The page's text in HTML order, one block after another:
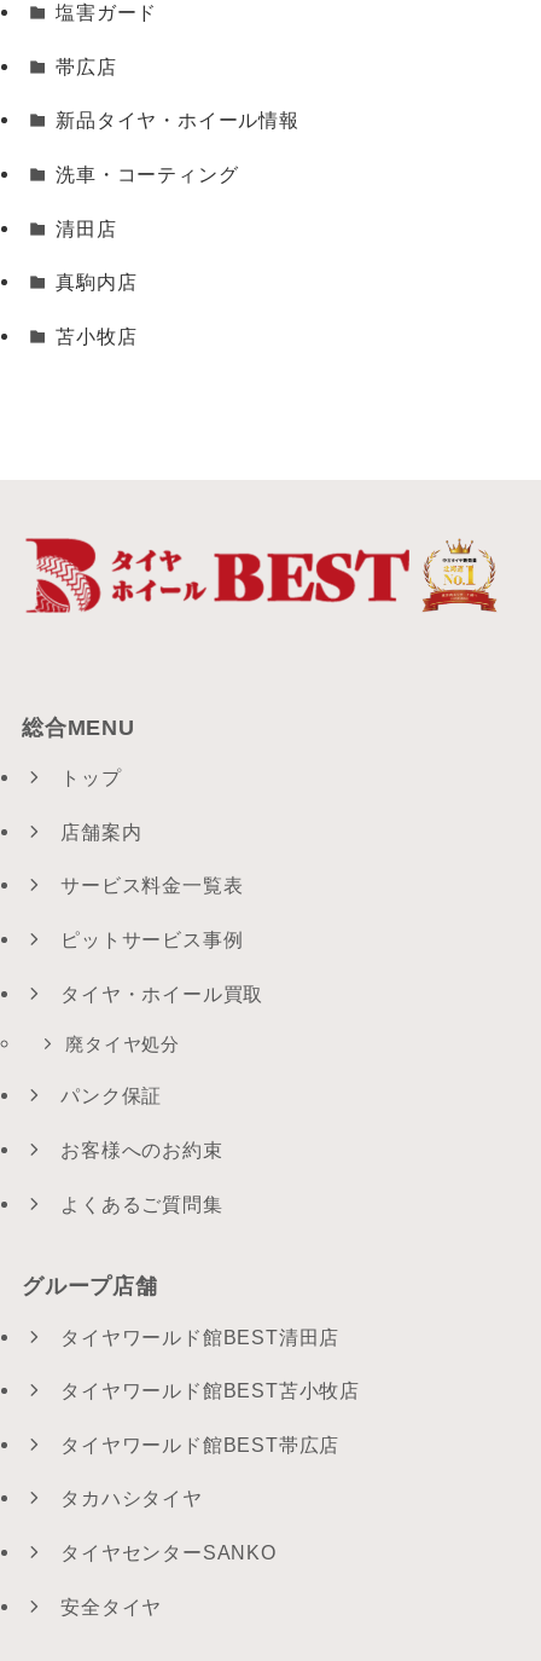
塩害ガード
帯広店
新品タイヤ・ホイール情報
洗車・コーティング
清田店
真駒内店
苫小牧店
総合MENU
トップ
店舗案内
サービス料金一覧表
ピットサービス事例
タイヤ・ホイール買取
廃タイヤ処分
パンク保証
お客様へのお約束
よくあるご質問集
グループ店舗
タイヤワールド館BEST清田店
タイヤワールド館BEST苫小牧店
タイヤワールド館BEST帯広店
タカハシタイヤ
タイヤセンターSANKO
安全タイヤ